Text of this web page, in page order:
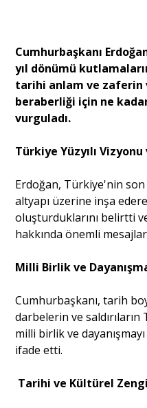
Cumhurbaşkanı
yıl dönümü
tarihi anlam ve zaferin
beraberliği için ne
vurguladı.
Türkiye Yüzyılı
Erdoğan, Türkiye'nin son
altyapı üzerine inşa
oluşturduklarını belirtti
hakkında önemli
Milli Birlik ve
Cumhurbaşkanı, tarih
darbelerin ve
milli birlik ve
ifade etti.
Tarihi ve Kültürel